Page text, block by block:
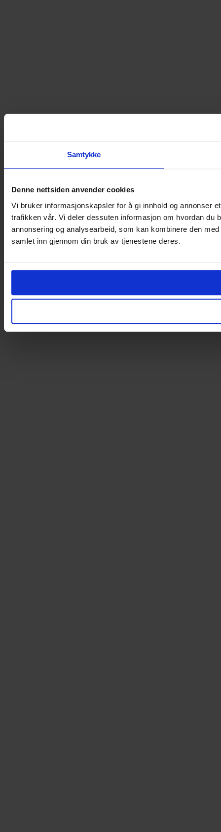
Samtykke
Denne nettsiden anvender cookies
Vi bruker informasjonskapsler for å gi innhold og annonser
trafikken vår. Vi deler dessuten informasjon om hvordan du
annonsering og analysearbeid, som kan kombinere den
samlet inn gjennom din bruk av tjenestene deres.